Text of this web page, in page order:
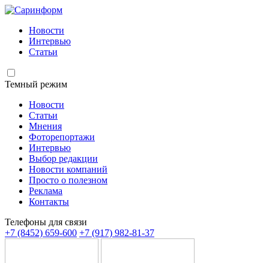
Новости
Интервью
Статьи
Темный режим
Новости
Статьи
Мнения
Фоторепортажи
Интервью
Выбор редакции
Новости компаний
Просто о полезном
Реклама
Контакты
Телефоны для связи
+7 (8452) 659-600 +7 (917) 982-81-37